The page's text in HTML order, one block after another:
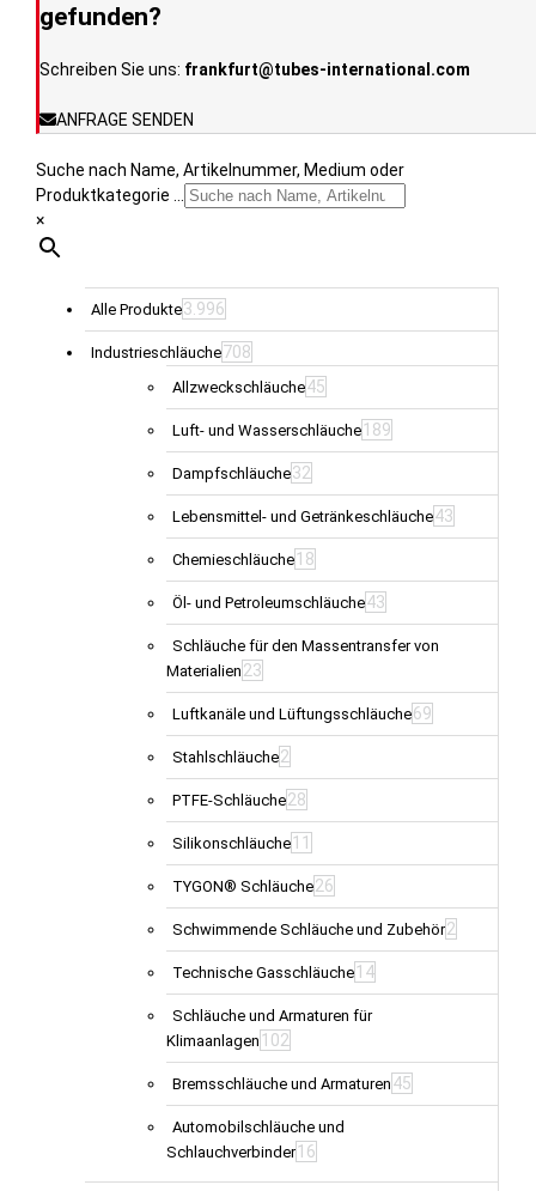
gewählt
werden
gefunden?
Schreiben Sie uns: frankfurt@tubes-international.com
ANFRAGE SENDEN
Suche nach Name, Artikelnummer, Medium oder
Produktkategorie ...
×
Alle Produkte3.996
Industrieschläuche708
Allzweckschläuche45
Luft- und Wasserschläuche 189
Dampfschläuche32
Lebensmittel- und Getränkeschläuche43
Chemieschläuche 18
Öl- und Petroleumschläuche43
Schläuche für den Massentransfer von
Materialien 23
Luftkanäle und Lüftungsschläuche69
Stahlschläuche2
PTFE-Schläuche28
Silikonschläuche 11
TYGON® Schläuche26
Schwimmende Schläuche und Zubehör2
Technische Gasschläuche 14
Schläuche und Armaturen für
Klimaanlagen 102
Bremsschläuche und Armaturen 45
Automobilschläuche und
Schlauchverbinder 16